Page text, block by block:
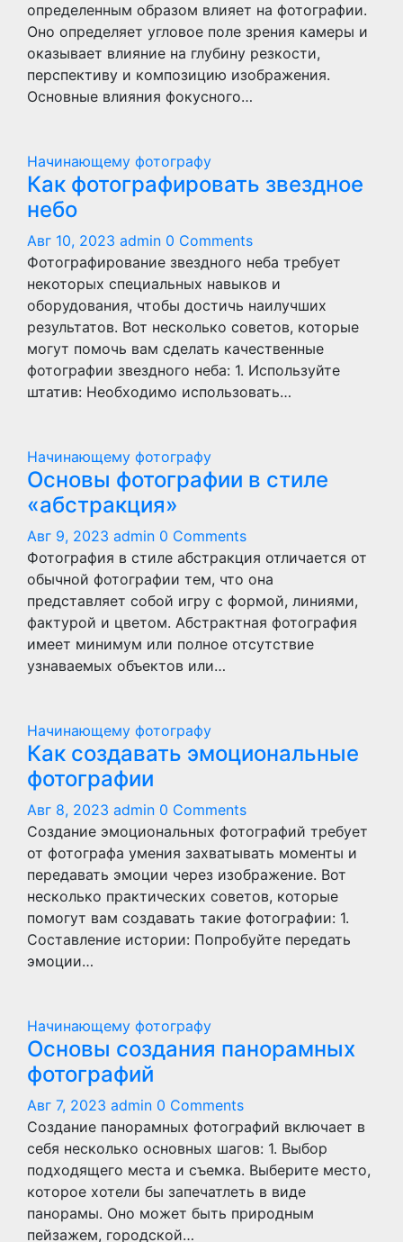
определенным образом влияет на фотографии.
Оно определяет угловое поле зрения камеры и
оказывает влияние на глубину резкости,
перспективу и композицию изображения.
Основные влияния фокусного…
Начинающему фотографу
Как фотографировать звездное
небо
Авг 10, 2023 admin 0 Comments
Фотографирование звездного неба требует
некоторых специальных навыков и
оборудования, чтобы достичь наилучших
результатов. Вот несколько советов, которые
могут помочь вам сделать качественные
фотографии звездного неба: 1. Используйте
штатив: Необходимо использовать…
Начинающему фотографу
Основы фотографии в стиле
«абстракция»
Авг 9, 2023 admin 0 Comments
Фотография в стиле абстракция отличается от
обычной фотографии тем, что она
представляет собой игру с формой, линиями,
фактурой и цветом. Абстрактная фотография
имеет минимум или полное отсутствие
узнаваемых объектов или…
Начинающему фотографу
Как создавать эмоциональные
фотографии
Авг 8, 2023 admin 0 Comments
Создание эмоциональных фотографий требует
от фотографа умения захватывать моменты и
передавать эмоции через изображение. Вот
несколько практических советов, которые
помогут вам создавать такие фотографии: 1.
Составление истории: Попробуйте передать
эмоции…
Начинающему фотографу
Основы создания панорамных
фотографий
Авг 7, 2023 admin 0 Comments
Создание панорамных фотографий включает в
себя несколько основных шагов: 1. Выбор
подходящего места и съемка. Выберите место,
которое хотели бы запечатлеть в виде
панорамы. Оно может быть природным
пейзажем, городской…